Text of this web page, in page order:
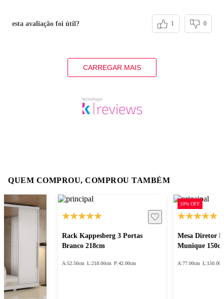
esta avaliação foi útil? 1 0
CARREGAR MAIS
QUEM COMPROU, COMPROU TAMBÉM
Rack Kappesberg 3 Portas
Branco 218cm
A:52.50cm L:218.00cm P:42.00cm
10% OFF
Mesa Diretor
Munique
A:77.00cm L: